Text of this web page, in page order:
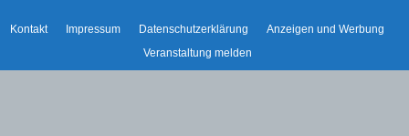
Kontakt Impressum Datenschutzerklärung
Anzeigen und Werbung
Veranstaltung melden